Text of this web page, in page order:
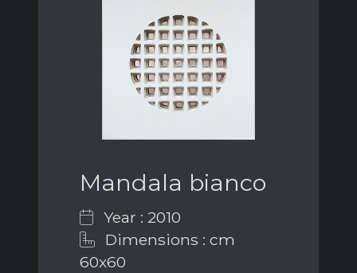
Mandala bianco
Year : 2010
Dimensions : cm
60x60